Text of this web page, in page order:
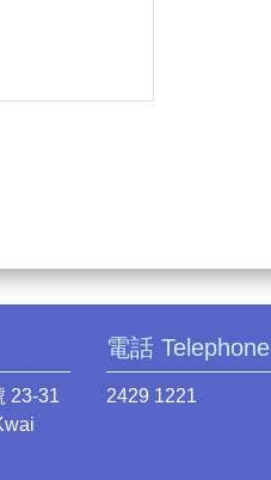
23-31
電話 Telephone
2429 1221